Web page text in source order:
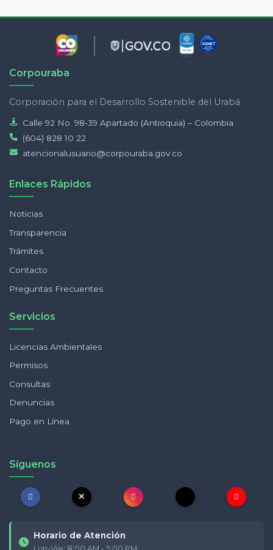
Corpouraba
Corporación para el Desarrollo Sostenible del Urabá
Calle 92 No. 98-39 Apartado (Antioquia) – Colombia
(604) 828 10 22
atencionalusuario@corpouraba.gov.co
Enlaces Rápidos
Noticias
Transparencia
Trámites
Contacto
Preguntas Frecuentes
Servicios
Licencias Ambientales
Permisos
Consultas
Denuncias
Pago en Línea
Síguenos
Horario de Atención